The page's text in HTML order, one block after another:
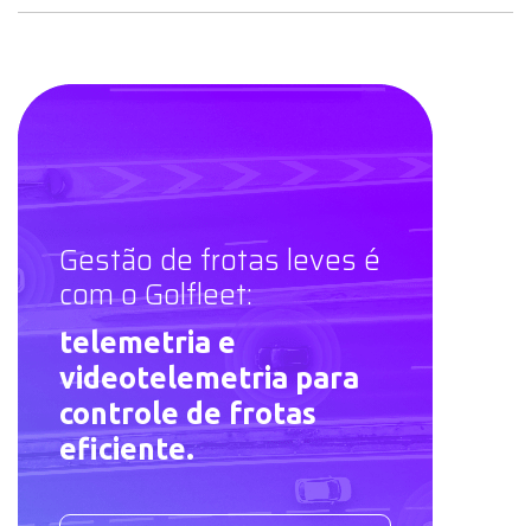
Gestão de frotas leves é
com o Golfleet:
telemetria e
videotelemetria para
controle de frotas
eficiente.